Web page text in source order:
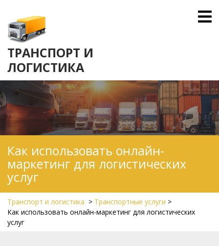
content
ТРАНСПОРТ И
ЛОГИСТИКА
Как использовать онлайн-
маркетинг для логистических
услуг
Транспорт и логистика > Транспортные услуги >
Как использовать онлайн-маркетинг для логистических
услуг